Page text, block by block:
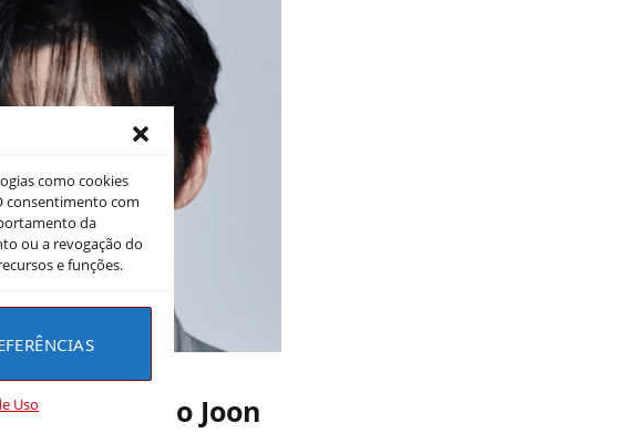
como cookies
consentimento com
da
ou a revogação do
e funções.
Uso de Ho Joon